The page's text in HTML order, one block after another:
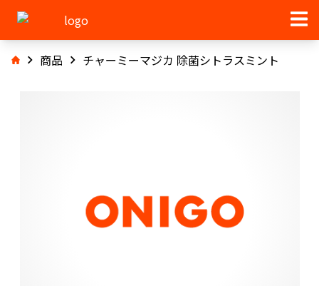
商品 チャーミーマジカ 除菌シトラスミント